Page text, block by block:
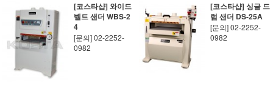
[코스타샵] 와이드
벨트 샌더 WBS-2
4
[문의] 02-2252-
0982
[코스타샵] 싱글 드
럼 샌더 DS-25A
[문의] 02-2252-
0982